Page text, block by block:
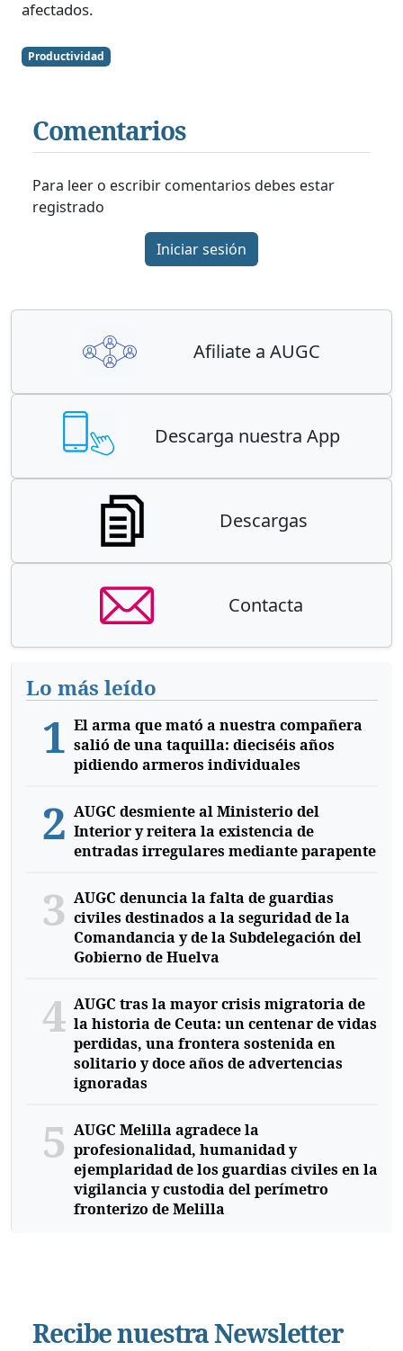
afectados.
Productividad
Comentarios
Para leer o escribir comentarios debes estar
registrado
Iniciar sesión
Afiliate a AUGC
Descarga nuestra App
Descargas
Contacta
Lo más leído
1 El arma que mató a nuestra compañera
salió de una taquilla: dieciséis años
pidiendo armeros individuales
2 AUGC desmiente al Ministerio del
Interior y reitera la existencia de
entradas irregulares mediante parapente
3 AUGC denuncia la falta de guardias
civiles destinados a la seguridad de la
Comandancia y de la Subdelegación del
Gobierno de Huelva
4 AUGC tras la mayor crisis migratoria de
la historia de Ceuta: un centenar de vidas
perdidas, una frontera sostenida en
solitario y doce años de advertencias
ignoradas
5 AUGC Melilla agradece la
profesionalidad, humanidad y
ejemplaridad de los guardias civiles en la
vigilancia y custodia del perímetro
fronterizo de Melilla
Recibe nuestra Newsletter